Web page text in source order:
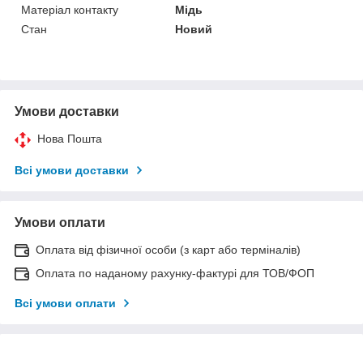
Матеріал контакту
Мідь
Стан
Новий
Умови доставки
Нова Пошта
Всі умови доставки
Умови оплати
Оплата від фізичної особи (з карт або терміналів)
Оплата по наданому рахунку-фактурі для ТОВ/ФОП
Всі умови оплати